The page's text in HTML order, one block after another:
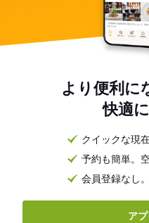
より便利に
快適
クイックな現
予約も簡単。
会員登録なし
ア